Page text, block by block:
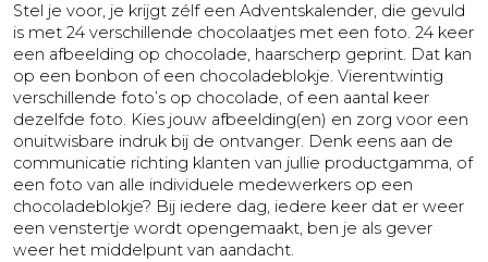
Stel je voor, je krijgt zélf een Adventskalender, die gevuld
is met 24 verschillende chocolaatjes met een foto. 24 keer
een afbeelding op chocolade, haarscherp geprint. Dat kan
op een bonbon of een chocoladeblokje. Vierentwintig
verschillende foto’s op chocolade, of een aantal keer
dezelfde foto. Kies jouw afbeelding(en) en zorg voor een
onuitwisbare indruk bij de ontvanger. Denk eens aan de
communicatie richting klanten van jullie productgamma, of
een foto van alle individuele medewerkers op een
chocoladeblokje? Bij iedere dag, iedere keer dat er weer
een venstertje wordt opengemaakt, ben je als gever
weer het middelpunt van aandacht.